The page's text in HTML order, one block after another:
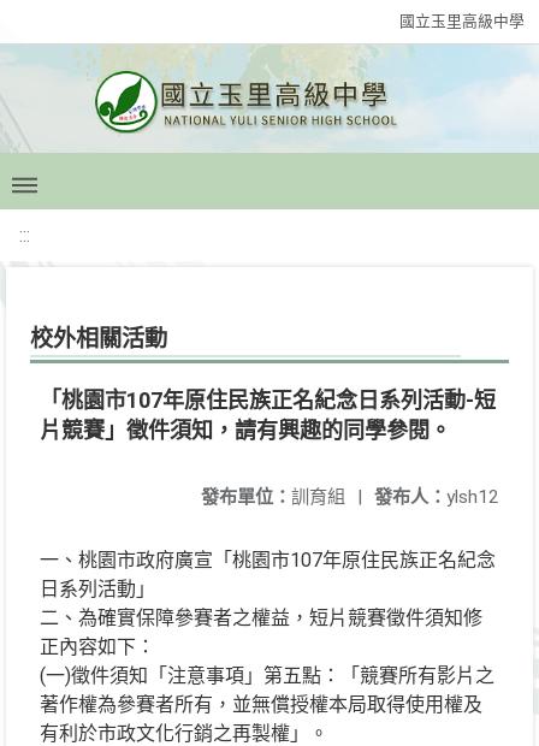
國立玉里高級中學
:::
校外相關活動
「桃園市107年原住民族正名紀念日系列活動-短
片競賽」徵件須知，請有興趣的同學參閱。
發布人： ylsh12
發布單位： 訓育組 |
一、桃園市政府廣宣「桃園市107年原住民族正名紀念
日系列活動」
二、為確實保障參賽者之權益，短片競賽徵件須知修
正內容如下：
(一)徵件須知「注意事項」第五點：「競賽所有影片之
著作權為參賽者所有，並無償授權本局取得使用權及
有利於市政文化行銷之再製權」。